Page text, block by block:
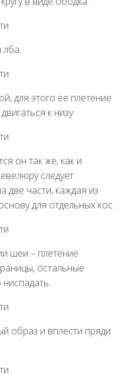
лба.
для этого ее плетение
к низу.
он так же, как и
следует
части, каждая из
для отдельных кос.
шеи – плетение
остальные
образ и вплести пряди